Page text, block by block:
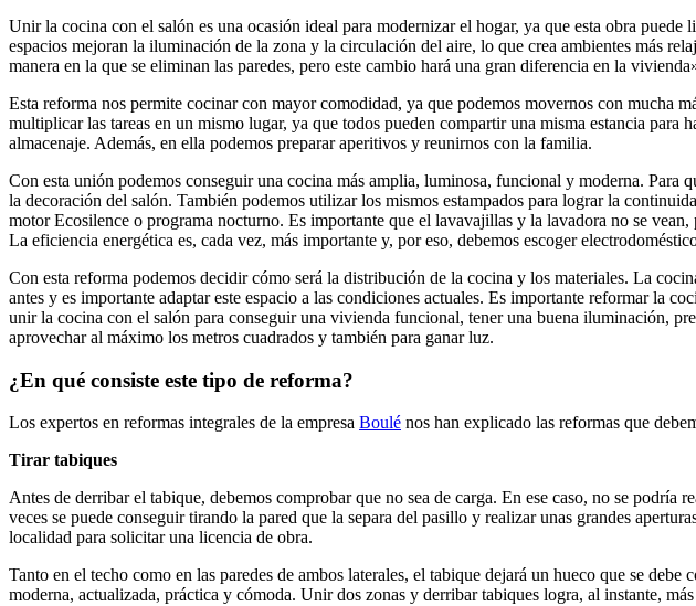
Unir la cocina con el salón es una ocasión ideal para modernizar el hogar, ya que esta obra
espacios mejoran la iluminación de la zona y la circulación del aire, lo que crea ambientes más
manera en la que se eliminan las paredes, pero este cambio hará una gran diferencia en la
Esta reforma nos permite cocinar con mayor comodidad, ya que podemos movernos con mucha
multiplicar las tareas en un mismo lugar, ya que todos pueden compartir una misma estancia
almacenaje. Además, en ella podemos preparar aperitivos y reunirnos con la familia.
Con esta unión podemos conseguir una cocina más amplia, luminosa, funcional y moderna. Para
la decoración del salón. También podemos utilizar los mismos estampados para lograr la
motor Ecosilence o programa nocturno. Es importante que el lavavajillas y la lavadora no se vean,
La eficiencia energética es, cada vez, más importante y, por eso, debemos escoger
Con esta reforma podemos decidir cómo será la distribución de la cocina y los materiales. La
antes y es importante adaptar este espacio a las condiciones actuales. Es importante reformar la
unir la cocina con el salón para conseguir una vivienda funcional, tener una buena iluminación,
aprovechar al máximo los metros cuadrados y también para ganar luz.
¿En qué consiste este tipo de reforma?
Los expertos en reformas integrales de la empresa Boulé nos han explicado las reformas que
Tirar tabiques
Antes de derribar el tabique, debemos comprobar que no sea de carga. En ese caso, no se
veces se puede conseguir tirando la pared que la separa del pasillo y realizar unas grandes
localidad para solicitar una licencia de obra.
Tanto en el techo como en las paredes de ambos laterales, el tabique dejará un hueco que se
moderna, actualizada, práctica y cómoda. Unir dos zonas y derribar tabiques logra, al instante,